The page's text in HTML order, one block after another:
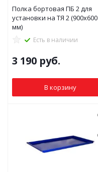
Полка бортовая ПБ 2 для
установки на ТЯ 2 (900x600
мм)
Есть в наличии
3 190 руб.
В корзину